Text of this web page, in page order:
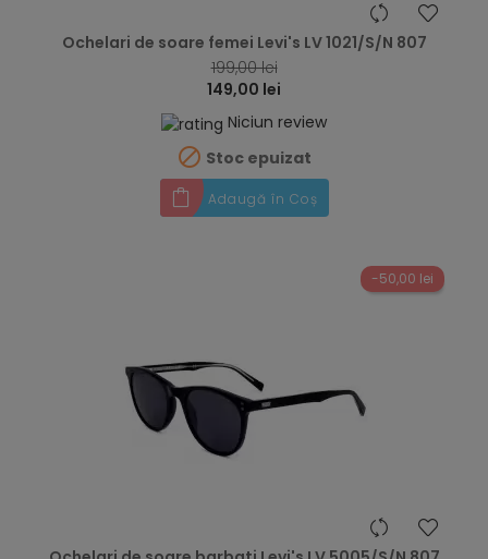
Ochelari de soare femei Levi's LV 1021/S/N 807
199,00 lei
149,00 lei
Niciun review
 Stoc epuizat
Adaugă în Coș
-50,00 lei